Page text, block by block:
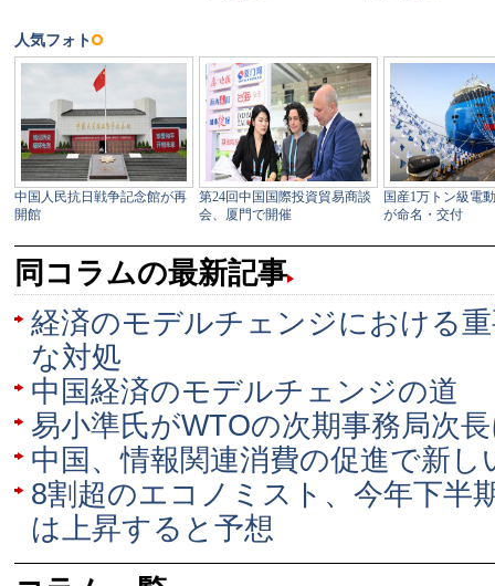
同コラムの最新記事
経済のモデルチェンジにおける
な対処
中国経済のモデルチェンジの道
易小準氏がWTOの次期事務局次
中国、情報関連消費の促進で新し
8割超のエコノミスト、今年下半
は上昇すると予想